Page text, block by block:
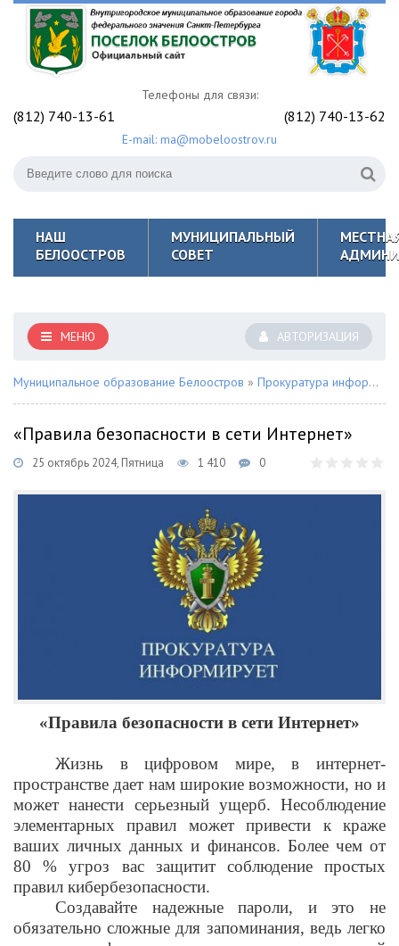
Телефоны для связи:
(812) 740-13-61 (812) 740-13-62
E-mail: ma@mobeloostrov.ru
НАШ
БЕЛООСТРОВ
МУНИЦИПАЛЬНЫЙ
СОВЕТ
АВТОРИЗАЦИЯ
МЕНЮ
Муниципальное образование Белоостров » Прокуратура информирует
«Правила безопасности в сети Интернет»
25 октябрь 2024, Пятница 1 410 0
«Правила безопасности в сети Интернет»
Жизнь в цифровом мире, в интернет-
пространстве дает нам широкие возможности, но и
может нанести серьезный ущерб. Несоблюдение
элементарных правил может привести к краже
ваших личных данных и финансов. Более чем от
80 % угроз вас защитит соблюдение простых
правил кибербезопасности.
Создавайте надежные пароли, и это не
обязательно сложные для запоминания, ведь легко